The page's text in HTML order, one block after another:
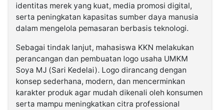
identitas merek yang kuat, media promosi digital,
serta peningkatan kapasitas sumber daya manusia
dalam mengelola pemasaran berbasis teknologi.
Sebagai tindak lanjut, mahasiswa KKN melakukan
perancangan dan pembuatan logo usaha UMKM
Soya MJ (Sari Kedelai). Logo dirancang dengan
konsep sederhana, modern, dan mencerminkan
karakter produk agar mudah dikenali oleh konsumen
serta mampu meningkatkan citra professional